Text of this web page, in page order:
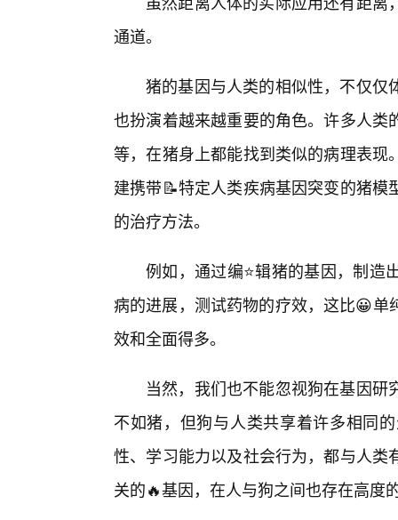
通道。
猪的基因与人类的相似性，不仅仅
也扮演着越来越重要的角色。许多人
等，在猪身上都能找到类似的病理表
建携带📝特定人类疾病基因突变的猪
的治疗方法。
例如，通过编⭐辑猪的基因，制造
病的进展，测试药物的疗效，这比😀
效和全面得多。
当然，我们也不能忽视狗在基因
不如猪，但狗与人类共享着许多相同
性、学习能力以及社会行为，都与人
关的🔥基因，在人与狗之间也存在高度